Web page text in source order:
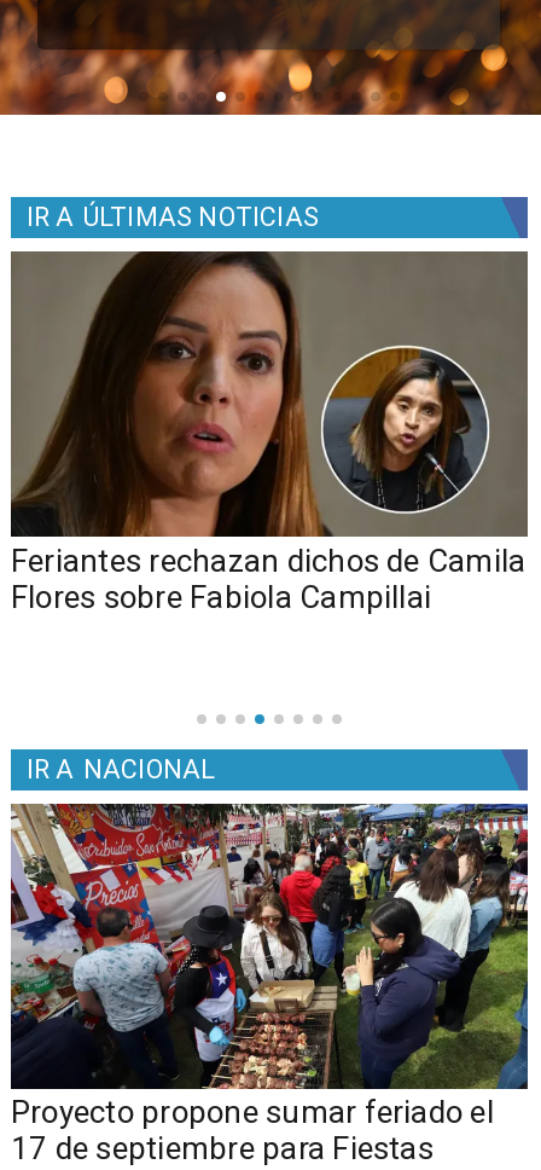
IR A ÚLTIMAS NOTICIAS
Feriantes rechazan dichos de Camila
Flores sobre Fabiola Campillai
IR A NACIONAL
Proyecto propone sumar feriado el
17 de septiembre para Fiestas